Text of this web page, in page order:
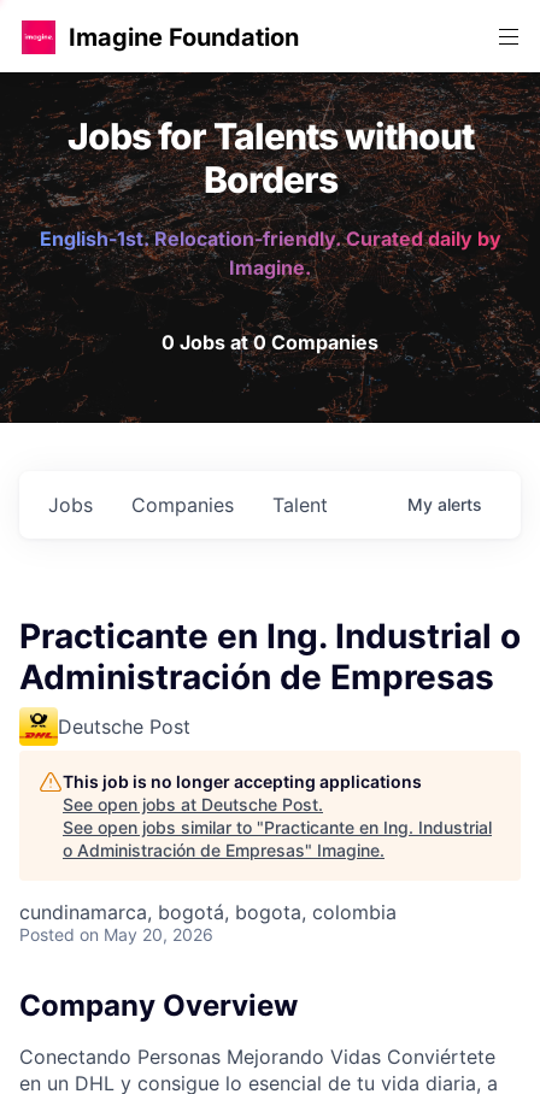
Imagine Foundation
Jobs for Talents without
Borders
English-1st. Relocation-friendly. Curated daily by
Imagine.
0 Jobs at 0 Companies
Jobs Companies Talent My alerts
Practicante en Ing. Industrial o
Administración de Empresas
Deutsche Post
This job is no longer accepting applications
See open jobs at Deutsche Post.
See open jobs similar to "Practicante en Ing. Industrial
o Administración de Empresas" Imagine.
cundinamarca, bogotá, bogota, colombia
Posted on May 20, 2026
Company Overview
Conectando Personas Mejorando Vidas Conviértete
en un DHL y consigue lo esencial de tu vida diaria, a